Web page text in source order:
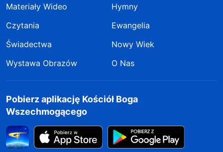
Materiały Wideo
Hymny
Czytania
Ewangelia
Świadectwa
Nowy Wiek
Wystawa Obrazów
O Nas
Pobierz aplikację Kościół Boga
Wszechmogącego